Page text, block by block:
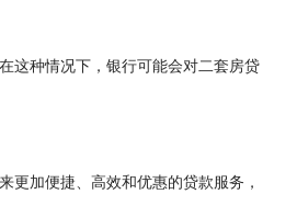
这种情况下，银行可能会对二套房贷
更加便捷、高效和优惠的贷款服务，